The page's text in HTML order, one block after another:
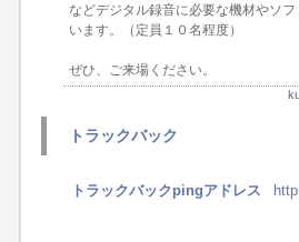
などデジタル録音に必要な機材やソ
います。（定員１０名程度）
ぜひ、ご来場ください。
トラックバック
トラックバックpingアドレス